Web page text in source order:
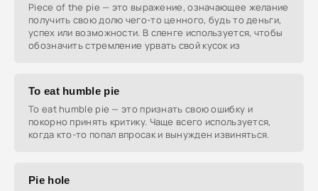
Piece of the pie — это выражение, означающее желание
получить свою долю чего-то ценного, будь то деньги,
успех или возможности. В сленге используется, чтобы
обозначить стремление урвать свой кусок из
To eat humble pie
To eat humble pie — это признать свою ошибку и
покорно принять критику. Чаще всего используется,
когда кто-то попал впросак и вынужден извиняться.
Pie hole